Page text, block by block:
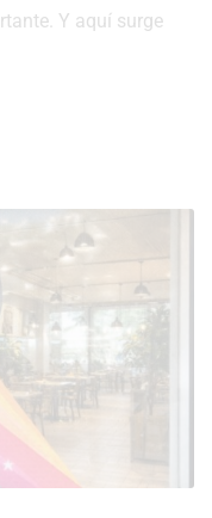
Y aquí surge